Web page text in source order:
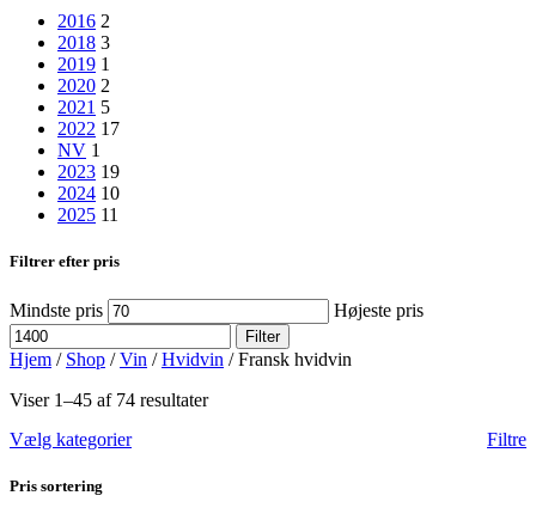
2016 2
2018 3
2019 1
2020 2
2021 5
2022 17
NV 1
2023 19
2024 10
2025 11
Filtrer efter pris
Mindste pris Højeste pris
Filter
Hjem / Shop /Vin /Hvidvin /Fransk hvidvin
Viser 1–45 af 74 resultater
Vælg kategorier
Filtre
Pris sortering